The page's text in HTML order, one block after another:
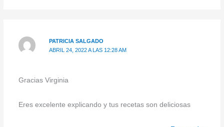
PATRICIA SALGADO
ABRIL 24, 2022 A LAS 12:28 AM
Gracias Virginia
Eres excelente explicando y tus recetas son deliciosas